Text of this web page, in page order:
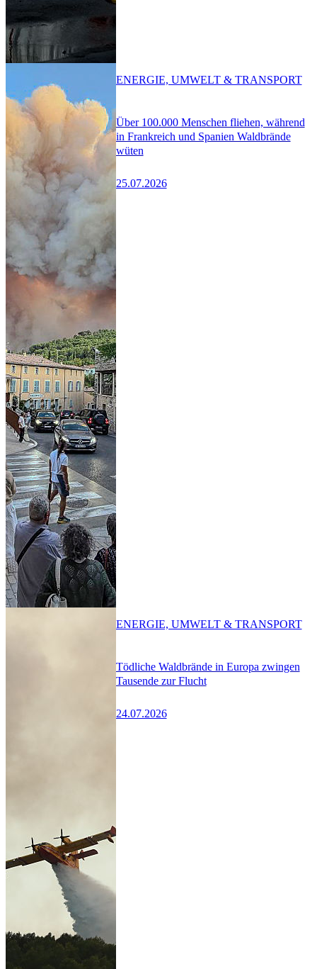
Über 100.000 Menschen fliehen, während
in Frankreich und Spanien Waldbrände
wüten
25.07.2026
ENERGIE, UMWELT & TRANSPORT
Tödliche Waldbrände in Europa zwingen
Tausende zur Flucht
24.07.2026
ENERGIE, UMWELT & TRANSPORT